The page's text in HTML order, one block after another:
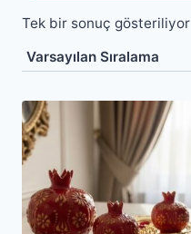
Tek bir sonuç gösteriliyor